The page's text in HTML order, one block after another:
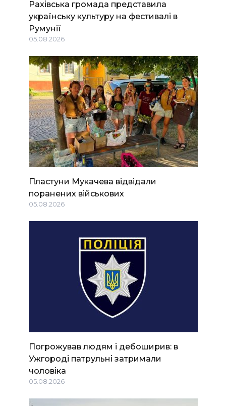
Рахівська громада представила
українську культуру на фестивалі в
Румунії
05.08.2026
Пластуни Мукачева відвідали
поранених військових
05.08.2026
Погрожував людям і дебоширив: в
Ужгороді патрульні затримали
чоловіка
05.08.2026